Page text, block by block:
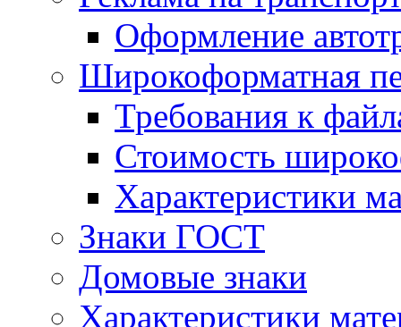
Оформление
Широкоформатная
Требования к
Стоимость
Характеристики
Знаки ГОСТ
Домовые знаки
Характеристики